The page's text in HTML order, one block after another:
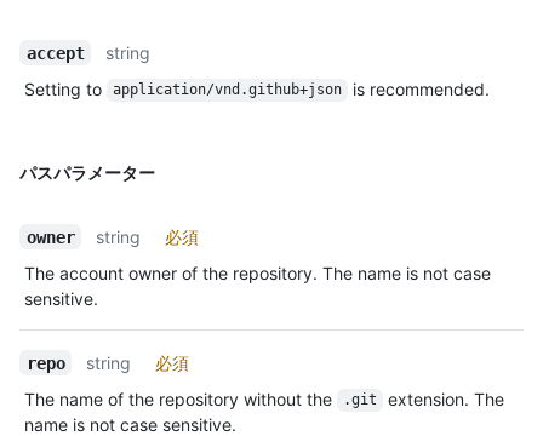
accept
string
Setting to
application/vnd.github+json is recommended.
パスパラメーター
owner string
必須
The account owner of the repository. The name is not case
sensitive.
repo string
必須
The name of the repository without the
.git
extension. The
name is not case sensitive.